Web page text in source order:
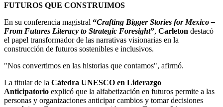
FUTUROS QUE CONSTRUIMOS
En su conferencia magistral “Crafting Bigger Stories for Mexico –
From Futures Literacy to Strategic Foresight”, Carleton destacó
el papel transformador de las narrativas visionarias en la
construcción de futuros sostenibles e inclusivos.
"Nos convertimos en las historias que contamos", afirmó.
La titular de la Cátedra UNESCO en Liderazgo
Anticipatorio explicó que la alfabetización en futuros permite a las
personas y organizaciones anticipar cambios y tomar decisiones